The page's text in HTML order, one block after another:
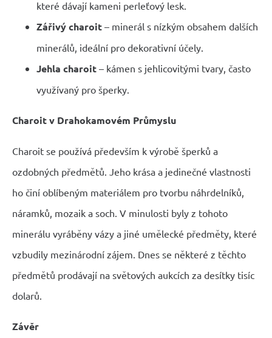
které dávají kameni perleťový lesk.
Zářivý charoit – minerál s nízkým obsahem dalších
minerálů, ideální pro dekorativní účely.
Jehla charoit – kámen s jehlicovitými tvary, často
využívaný pro šperky.
Charoit v Drahokamovém Průmyslu
Charoit se používá především k výrobě šperků a
ozdobných předmětů. Jeho krása a jedinečné vlastnosti
ho činí oblíbeným materiálem pro tvorbu náhrdelníků,
náramků, mozaik a soch. V minulosti byly z tohoto
minerálu vyráběny vázy a jiné umělecké předměty, které
vzbudily mezinárodní zájem. Dnes se některé z těchto
předmětů prodávají na světových aukcích za desítky tisíc
dolarů.
Závěr